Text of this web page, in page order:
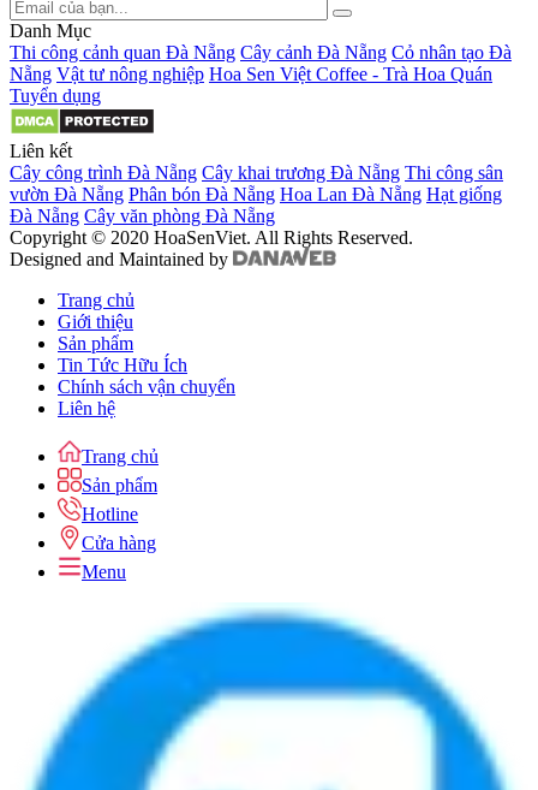
Danh Mục
Thi công cảnh quan Đà Nẵng Cây cảnh Đà Nẵng Cỏ nhân tạo Đà
Nẵng Vật tư nông nghiệp Hoa Sen Việt Coffee - Trà Hoa Quán
Tuyển dụng
Liên kết
Cây công trình Đà Nẵng Cây khai trương Đà Nẵng Thi công sân
vườn Đà Nẵng Phân bón Đà Nẵng Hoa Lan Đà Nẵng Hạt giống
Đà Nẵng Cây văn phòng Đà Nẵng
Copyright © 2020 HoaSenViet. All Rights Reserved.
Designed and Maintained by
Trang chủ
Giới thiệu
Sản phẩm
Tin Tức Hữu Ích
Chính sách vận chuyển
Liên hệ
Trang chủ
Sản phẩm
Hotline
Cửa hàng
Menu